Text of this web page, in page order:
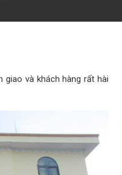
và khách hàng rất hài